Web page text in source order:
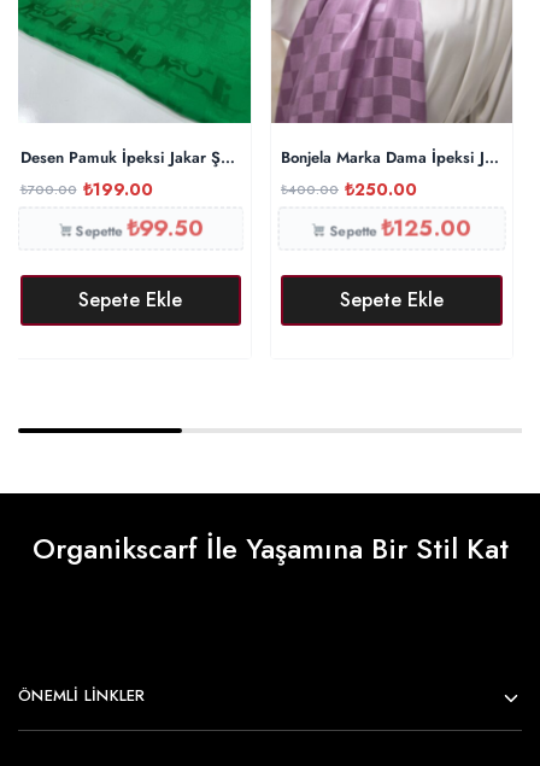
Desen Pamuk İpeksi Jakar Şal 88731 – Benetton
₺700.00 ₺199.00
Sepette₺99.50
Sepete Ekle
Bonjela Marka Dama İpeksi Jakar
₺400.00 ₺250.00
Sepette₺125.00
Sepete Ekle
Organikscarf İle Yaşamına Bir Stil Kat
ÖNEMLI LINKLER